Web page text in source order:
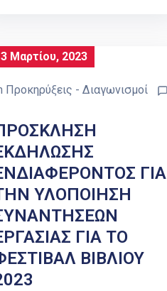
3 Μαρτίου, 2023
Προκηρύξεις - Διαγωνισμοί
ΓΙΑ
ΥΛΟΠΟΙΗΣΗ
ΓΙΑ ΤΟ
ΒΙΒΛΙΟΥ